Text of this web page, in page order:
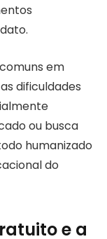
em
dificuldades
ou busca
humanizado
do
e a